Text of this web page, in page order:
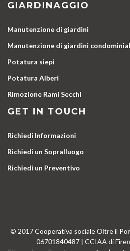
GIARDINAGGIO
Manutenzione di giardini
Manutenzione di giardini
Potatura siepi
Potatura Alberi
Rimozione Rami Secchi
GET IN TOUCH
Richiedi Informazioni
Richiedi un Sopralluogo
Richiedi un Preventivo
© 2017 Cooperativa sociale Oltre il
06701840487 | CCIAA di